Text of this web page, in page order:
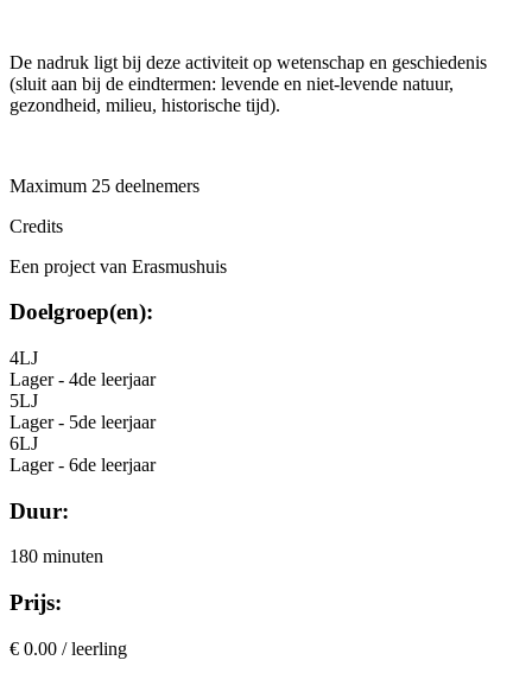
De nadruk ligt bij deze activiteit op wetenschap en geschiedenis
(sluit aan bij de eindtermen: levende en niet-levende natuur,
gezondheid, milieu, historische tijd).
Maximum 25 deelnemers
Credits
Een project van Erasmushuis
Doelgroep(en):
4LJ
Lager - 4de leerjaar
5LJ
Lager - 5de leerjaar
6LJ
Lager - 6de leerjaar
Duur:
180 minuten
Prijs:
€ 0.00 / leerling